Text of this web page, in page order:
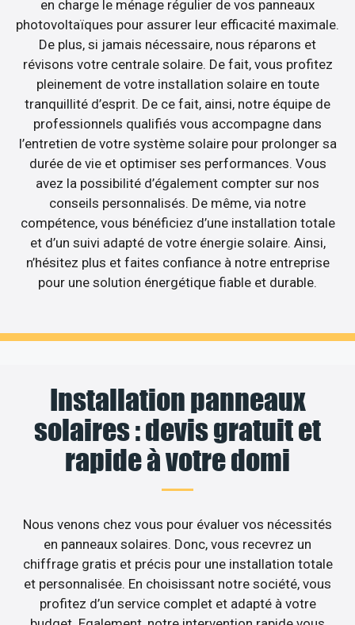
en charge le ménage régulier de vos panneaux
photovoltaïques pour assurer leur efficacité maximale.
De plus, si jamais nécessaire, nous réparons et
révisons votre centrale solaire. De fait, vous profitez
pleinement de votre installation solaire en toute
tranquillité d’esprit. De ce fait, ainsi, notre équipe de
professionnels qualifiés vous accompagne dans
l’entretien de votre système solaire pour prolonger sa
durée de vie et optimiser ses performances. Vous
avez la possibilité d’également compter sur nos
conseils personnalisés. De même, via notre
compétence, vous bénéficiez d’une installation totale
et d’un suivi adapté de votre énergie solaire. Ainsi,
n’hésitez plus et faites confiance à notre entreprise
pour une solution énergétique fiable et durable.
Installation panneaux
solaires : devis gratuit et
rapide à votre domi
Nous venons chez vous pour évaluer vos nécessités
en panneaux solaires. Donc, vous recevrez un
chiffrage gratis et précis pour une installation totale
et personnalisée. En choisissant notre société, vous
profitez d’un service complet et adapté à votre